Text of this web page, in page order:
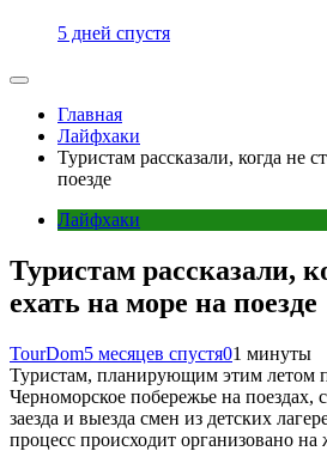
5 дней спустя
Главная
Лайфхаки
Туристам рассказали, когда не
поезде
Лайфхаки
Туристам рассказали,
ехать на море на поезде
TourDom5 месяцев спустя01 минуты
Туристам, планирующим этим летом
Черноморское побережье на поездах,
заезда и выезда смен из детских
процесс происходит организовано на